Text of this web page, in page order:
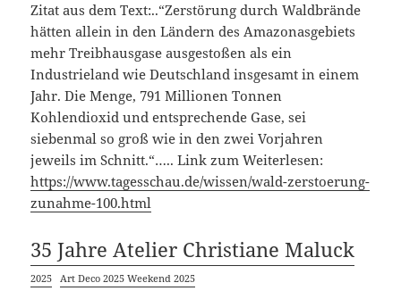
Zitat aus dem Text:..“Zerstörung durch Waldbrände
hätten allein in den Ländern des Amazonasgebiets
mehr Treibhausgase ausgestoßen als ein
Industrieland wie Deutschland insgesamt in einem
Jahr. Die Menge, 791 Millionen Tonnen
Kohlendioxid und entsprechende Gase, sei
siebenmal so groß wie in den zwei Vorjahren
jeweils im Schnitt.“….. Link zum Weiterlesen:
https://www.tagesschau.de/wissen/wald-zerstoerung-
zunahme-100.html
35 Jahre Atelier Christiane Maluck
2025
Art Deco 2025 Weekend 2025